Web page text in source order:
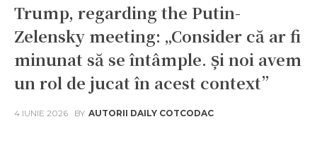
Trump, regarding the Putin-
Zelensky meeting: „Consider că ar fi
minunat să se întâmple. Și noi avem
un rol de jucat în acest context”
4 IUNIE 2026 BY AUTORII DAILY COTCODAC